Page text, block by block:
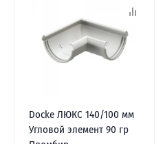
Docke ЛЮКС 140/100 мм
Угловой элемент 90 гр